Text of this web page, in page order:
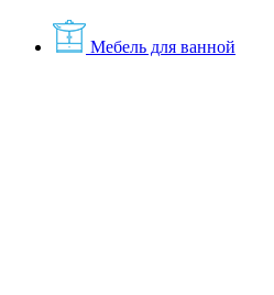
Мебель для ванной